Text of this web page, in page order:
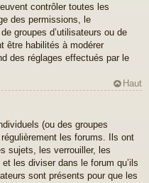
contrôler toutes les
des permissions, le
groupes d’utilisateurs ou de
être habilités à modérer
des réglages effectués par le
Haut
(ou des groupes
les forums. Ils ont
sujets, les verrouiller, les
les diviser dans le forum qu’ils
sont présents pour que les